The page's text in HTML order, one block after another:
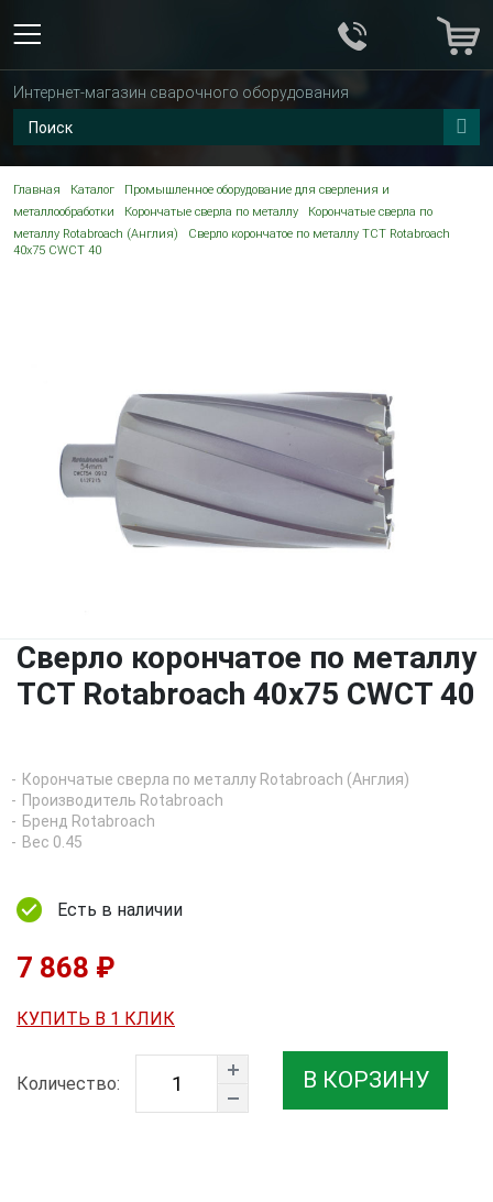
Интернет-магазин сварочного оборудования
Главная Каталог
Промышленное оборудование для сверления и
металлообработки
Корончатые сверла по металлу
Корончатые сверла по
металлу Rotabroach (Англия)
Сверло корончатое по металлу TCT Rotabroach
40х75 CWCT 40
Сверло корончатое по металлу
TCT Rotabroach 40х75 CWCT 40
Корончатые сверла по металлу Rotabroach (Англия)
Производитель Rotabroach
Бренд Rotabroach
Вес 0.45
Есть в наличии
7 868 ₽
КУПИТЬ В 1 КЛИК
Количество: В КОРЗИНУ